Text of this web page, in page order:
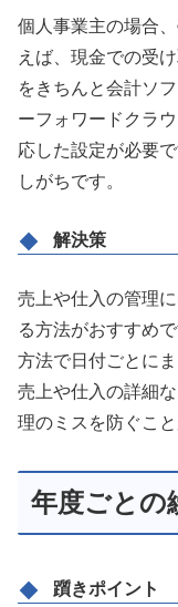
個人事業主の場合
えば、現金での受
をきちんと会計ソ
ーフォワードクラ
応した設定が必要
しがちです。
解決策
売上や仕入の管理
る方法がおすすめ
方法で日付ごとに
売上や仕入の詳細
理のミスを防ぐこと
年度ごとの
躓きポイント